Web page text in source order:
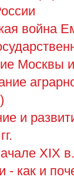
война
Москвы и
и
XIX в.
- как и